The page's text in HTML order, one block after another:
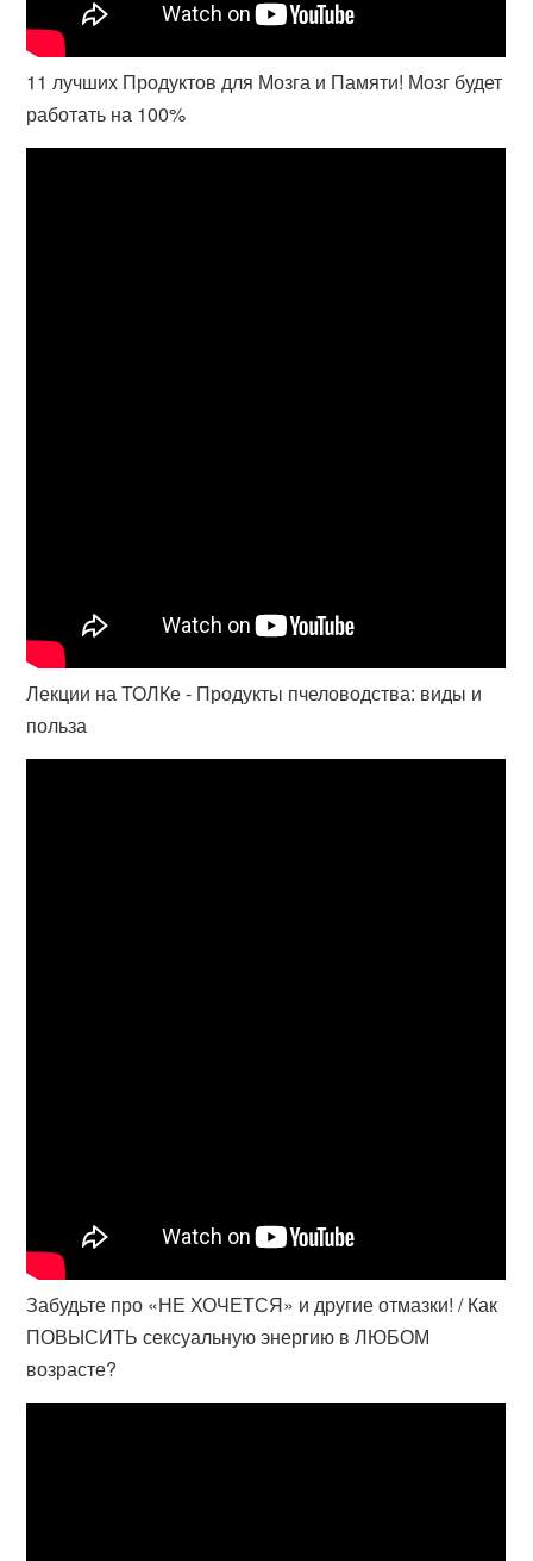
11 лучших Продуктов для Мозга и Памяти! Мозг будет
работать на 100%
Лекции на ТОЛКе - Продукты пчеловодства: виды и
польза
Забудьте про «НЕ ХОЧЕТСЯ» и другие отмазки! / Как
ПОВЫСИТЬ сексуальную энергию в ЛЮБОМ
возрасте?